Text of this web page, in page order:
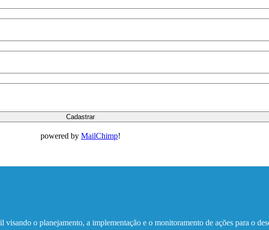
powered by MailChimp!
o planejamento, a implementação e o monitoramento de ações para o